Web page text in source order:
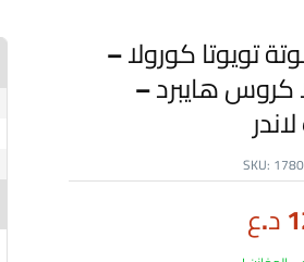
تويوتا كورولا –
كروس هايبرد –
SKU:
د.ع